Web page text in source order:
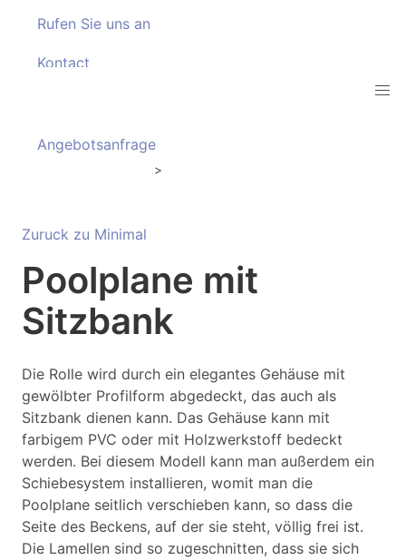
Rufen Sie uns an
Kontact
Angebotsanfrage
>
Zuruck zu Minimal
Poolplane mit
Sitzbank
Die Rolle wird durch ein elegantes Gehäuse mit
gewölbter Profilform abgedeckt, das auch als
Sitzbank dienen kann. Das Gehäuse kann mit
farbigem PVC oder mit Holzwerkstoff bedeckt
werden. Bei diesem Modell kann man außerdem ein
Schiebesystem installieren, womit man die
Poolplane seitlich verschieben kann, so dass die
Seite des Beckens, auf der sie steht, völlig frei ist.
Die Lamellen sind so zugeschnitten, dass sie sich